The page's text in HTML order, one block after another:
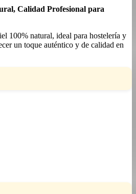
Calidad Profesional para
100% natural, ideal para hostelería y
un toque auténtico y de calidad en